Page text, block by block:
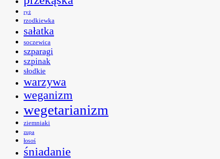
ryż
rzodkiewka
sałatka
soczewica
szparagi
szpinak
słodkie
warzywa
weganizm
wegetarianizm
ziemniaki
zupa
łosoś
śniadanie